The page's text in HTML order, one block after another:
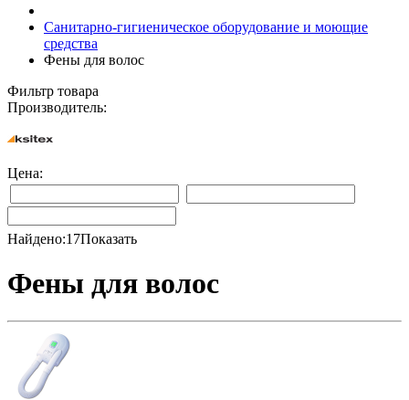
Санитарно-гигиеническое оборудование и моющие
средства
Фены для волос
Фильтр товара
Производитель:
Цена:
Найдено:17Показать
Фены для волос